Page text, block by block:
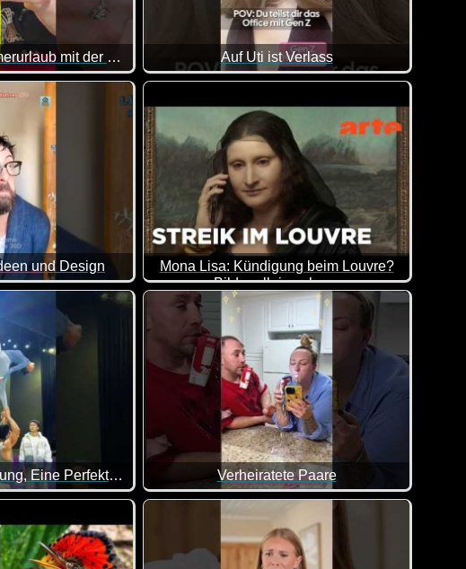
Leckerem zum trinken zurücklehnen und dir eine halbe Stunde lang
Tipps für den Sommerurlaub mit der Familie
Auf Uti ist Verlass
Wenn du dir das Büro mit Gen Z teilst. Ja, da
und Design
Mona Lisa: Kündigung beim Louvre?
Bilder allein zuhaus
Leonardo da Vincis weltberühmte Mona Lisa
den Punkt.
Jahrelange Ausbildung, Eine Perfekte Landung
der Mund offen stehen. Ganz große Klasse, was hier geleistet wird.
Verheiratete Paare